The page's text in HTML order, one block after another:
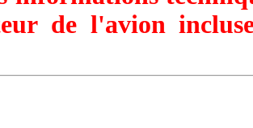
de l'avion